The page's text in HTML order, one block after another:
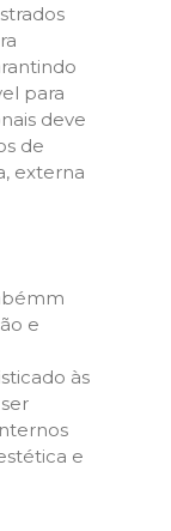
para
deve
de
externa
e
às
e